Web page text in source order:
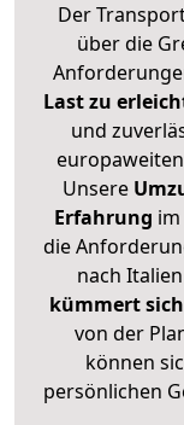
Der
über die
Last zu
und
Unsere
Erfahrung
die
nach
kümmert
von der
können
persönlichen